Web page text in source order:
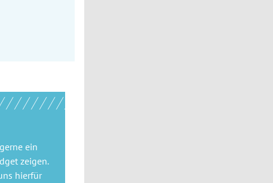
ein
zeigen.
hierfür